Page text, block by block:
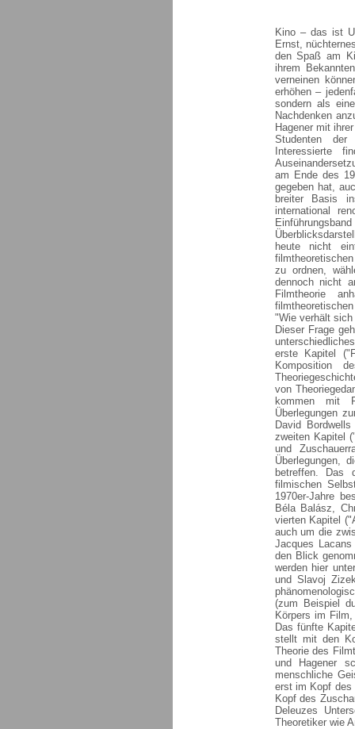
Kino – das ist
Ernst,
den Spaß am
ihrem
verneinen
erhöhen –
sondern als
Nachdenken
Hagener mit
Studenten der
Interessierte
am Ende des
gegeben hat,
breiter Basis
international
heute nicht
zu ordnen,
dennoch nicht
Filmtheorie
"Wie verhält sich
Dieser Frage
erste Kapitel
Komposition
von
kommen mit
Überlegungen
David
zweiten Kapitel
und
Überlegungen,
betreffen. Das
filmischen
1970er-Jahre
Béla Balász,
vierten Kapitel
auch um die
Jacques
den Blick
werden hier
und Slavoj
(zum Beispiel
Körpers im
Das fünfte
stellt mit den
Theorie des
und Hagener
menschliche
erst im Kopf des
Kopf des
Deleuzes
Theoretiker wie